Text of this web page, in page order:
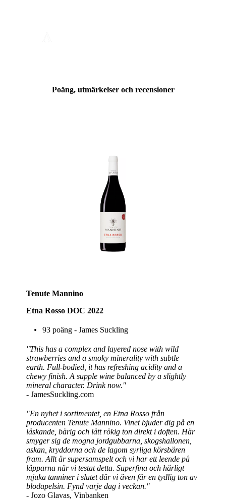
Poäng, utmärkelser och recensioner
Tenute Mannino
Etna Rosso DOC 2022
93 poäng - James Suckling
"This has a complex and layered nose with wild
strawberries and a smoky minerality with subtle
earth. Full-bodied, it has refreshing acidity and a
chewy finish. A supple wine balanced by a slightly
mineral character. Drink now."
- JamesSuckling.com
"En nyhet i sortimentet, en Etna Rosso från
producenten Tenute Mannino. Vinet bjuder dig på en
läskande, bärig och lätt rökig ton direkt i doften. Här
smyger sig de mogna jordgubbarna, skogshallonen,
askan, kryddorna och de lagom syrliga körsbären
fram. Allt är supersamspelt och vi har ett leende på
läpparna när vi testat detta. Superfina och härligt
mjuka tanniner i slutet där vi även får en tydlig ton av
blodapelsin. Fynd varje dag i veckan."
- Jozo Glavas, Vinbanken